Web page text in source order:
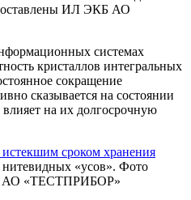
ИЛ ЭКБ АО
системах
кристаллов интегральных
сокращение
сказывается на состоянии
на их долгосрочную
«усов». Фото
АО «ТЕСТПРИБОР»